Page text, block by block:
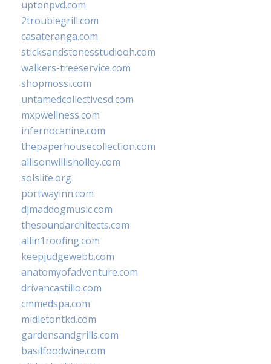
uptonpvd.com
2troublegrill.com
casateranga.com
sticksandstonesstudiooh.com
walkers-treeservice.com
shopmossi.com
untamedcollectivesd.com
mxpwellness.com
infernocanine.com
thepaperhousecollection.com
allisonwillisholley.com
solslite.org
portwayinn.com
djmaddogmusic.com
thesoundarchitects.com
allin1roofing.com
keepjudgewebb.com
anatomyofadventure.com
drivancastillo.com
cmmedspa.com
midletontkd.com
gardensandgrills.com
basilfoodwine.com